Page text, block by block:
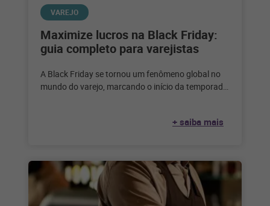
VAREJO
Maximize lucros na Black Friday:
guia completo para varejistas
A Black Friday se tornou um fenômeno global no
mundo do varejo, marcando o início da temporada
+ saiba mais